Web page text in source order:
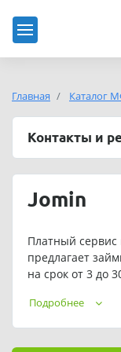
Главная Каталог
Контакты и
Jomin
Платный
предлагает
на срок от 3 до
Подробнее